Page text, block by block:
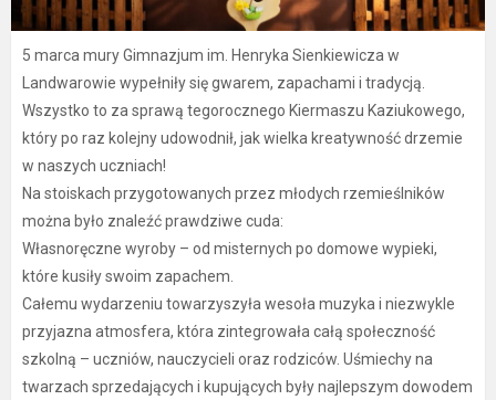
5 marca mury Gimnazjum im. Henryka Sienkiewicza w
Landwarowie wypełniły się gwarem, zapachami i tradycją.
Wszystko to za sprawą tegorocznego Kiermaszu Kaziukowego,
który po raz kolejny udowodnił, jak wielka kreatywność drzemie
w naszych uczniach!
Na stoiskach przygotowanych przez młodych rzemieślników
można było znaleźć prawdziwe cuda:
Własnoręczne wyroby – od misternych po domowe wypieki,
które kusiły swoim zapachem.
Całemu wydarzeniu towarzyszyła wesoła muzyka i niezwykle
przyjazna atmosfera, która zintegrowała całą społeczność
szkolną – uczniów, nauczycieli oraz rodziców. Uśmiechy na
twarzach sprzedających i kupujących były najlepszym dowodem